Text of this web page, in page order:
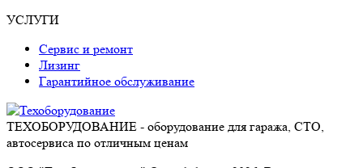
УСЛУГИ
Сервис и ремонт
Лизинг
Гарантийное обслуживание
ТЕХОБОРУДОВАНИЕ - оборудование для гаража, СТО,
автосервиса по отличным ценам